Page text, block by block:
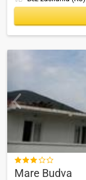

Mare Budva